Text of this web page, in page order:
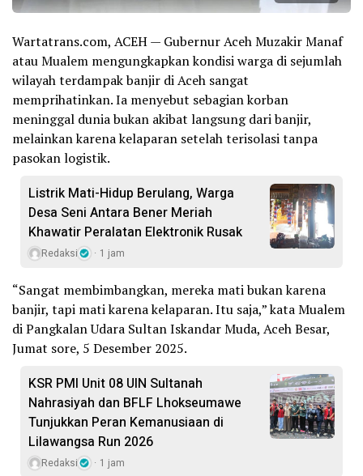
Wartatrans.com, ACEH — Gubernur Aceh Muzakir Manaf
atau Mualem mengungkapkan kondisi warga di sejumlah
wilayah terdampak banjir di Aceh sangat
memprihatinkan. Ia menyebut sebagian korban
meninggal dunia bukan akibat langsung dari banjir,
melainkan karena kelaparan setelah terisolasi tanpa
pasokan logistik.
Listrik Mati-Hidup Berulang, Warga
Desa Seni Antara Bener Meriah
Khawatir Peralatan Elektronik Rusak
Redaksi 1 jam
“Sangat membimbangkan, mereka mati bukan karena
banjir, tapi mati karena kelaparan. Itu saja,” kata Mualem
di Pangkalan Udara Sultan Iskandar Muda, Aceh Besar,
Jumat sore, 5 Desember 2025.
KSR PMI Unit 08 UIN Sultanah
Nahrasiyah dan BFLF Lhokseumawe
Tunjukkan Peran Kemanusiaan di
Lilawangsa Run 2026
Redaksi 1 jam